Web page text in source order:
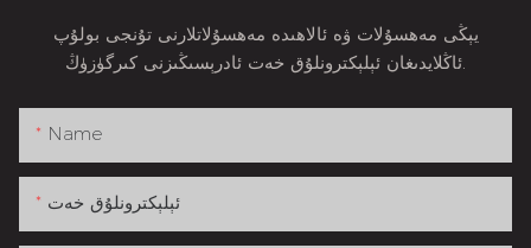
يېڭى مەھسۇلات ۋە ئالاھىدە مەھسۇلاتلارنى تۇنجى بولۇپ
Name
ئېلېكترونلۇق خەت